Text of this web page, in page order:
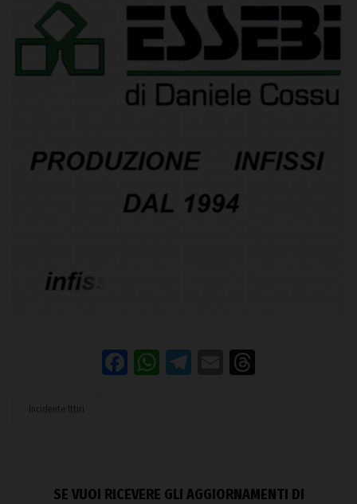
Facebook
WhatsApp
Telegram
Email
Incidente Ittiri
SE VUOI RICEVERE GLI AGGIORNAMENTI DI